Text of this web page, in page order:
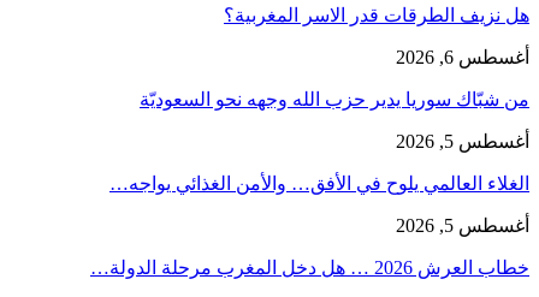
هل نزيف الطرقات قدر الاسر المغربية؟
أغسطس 6, 2026
من شبّاك سوريا يدير حزب الله وجهه نحو السعوديّة
أغسطس 5, 2026
الغلاء العالمي يلوح في الأفق… والأمن الغذائي يواجه…
أغسطس 5, 2026
خطاب العرش 2026 … هل دخل المغرب مرحلة الدولة…